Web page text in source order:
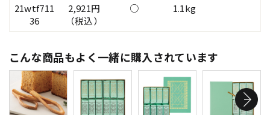
21wtf711
36
2,921円
（税込）
○ 1.1kg
こんな商品もよく一緒に購入されています